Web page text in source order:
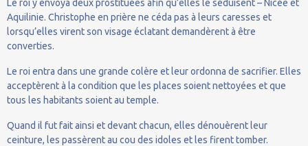
Le roi y envoya deux prostituées afin qu’elles le séduisent – Nicée et
Aquilinie. Christophe en prière ne céda pas à leurs caresses et
lorsqu’elles virent son visage éclatant demandèrent à être
converties.
Le roi entra dans une grande colère et leur ordonna de sacrifier. Elles
acceptèrent à la condition que les places soient nettoyées et que
tous les habitants soient au temple.
Quand il fut fait ainsi et devant chacun, elles dénouèrent leur
ceinture, les passèrent au cou des idoles et les firent tomber.